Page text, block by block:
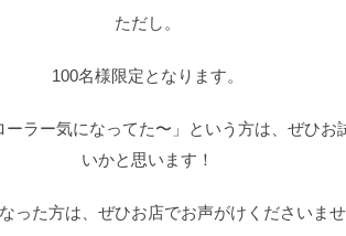
ただし。
100名様限定となります。
ラー気になってた〜」という方は、ぜひお
いかと思います！
った方は、ぜひお店でお声がけくださいませ